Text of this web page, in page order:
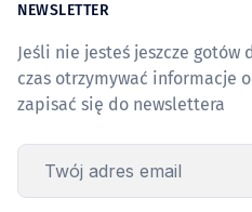
NEWSLETTER
Jeśli nie jesteś jeszcze gotów
czas otrzymywać informacje
zapisać się do newslettera
Twój adres email